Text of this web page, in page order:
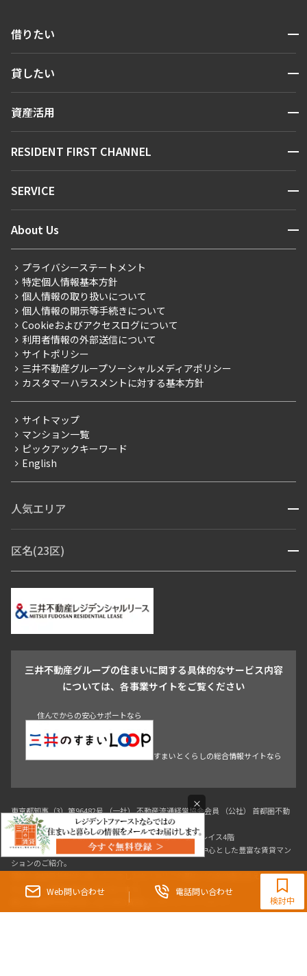
Web問い合わせ 電話問い合わせ
0120-321-983
9:30~18:00（水曜定休）
検討中
借りたい 開閉
人気エリアから探す
新着情報から探す
新着募集情報
こだわりから探す
こだわり一覧
プレミアムマンション
新築
当社限定（港区・渋谷区）
当社限定（港区・渋谷区以外）
三井不動産企画
賃料改定
フリーレント
ペット可
ブランドマンション
貸したい 開閉
お問い合わせ
資産活用 開閉
お問い合わせ
RESIDENT FIRST CHANNEL 開閉
マンションレポート
住まいのコラム
SERVICE 開閉
会員ページ
ご入居・提携サービス
お部屋探しからご契約まで
よくあるご質問
社宅紹介
【仲介会社様向け】当社仲介事業部取り扱い物件入居申込
About Us 開閉
会社情報
事業案内
採用情報
ニュースリリース
お問い合わせ
プライバシーステートメント
特定個人情報基本方針
個人情報の取り扱いについて
個人情報の開示等手続きについて
Cookieおよびアクセスログについて
利用者情報の外部送信について
サイトポリシー
三井不動産グループソーシャルメディアポリシー
カスタマーハラスメントに対する基本方針
サイトマップ
マンション一覧
ピックアックキーワード
English
人気エリア 開閉
青山・表参道・原宿
芝浦・汐留・品川
月島・勝どき・豊洲
新宿・代々木
目白・高田馬場・早稲田
池尻大橋・三軒茶屋
祐天寺・学芸大学・自由が丘
駒沢・用賀・二子玉川
成城・砧
池袋・板橋・王子
戸越・大井・蒲田
青山 渋谷 東京・大手町 新宿
神田・御茶ノ水・秋葉原
初台・幡ヶ谷・笹塚
区名(23区) 開閉
豊島区
杉並区 板橋区
葛飾区
江戸川区
三井不動産グループの住まいに関する具体的なサービス内容
については、各事業サイトをご覧ください
住んでからの安心サポートなら
東京都知事（3）第96482号 （一社） 不動産流通経営協会会員 （公社） 首都圏不動
産公正取引協議会加盟
〒107-0052 東京都港区赤坂八丁目4番14号 青山タワープレイス4階
三井の賃貸「いちばんに、住む人のこと。」 東京都心を中心とした豊富な賃貸マン
ションのご紹介。
理想の高級賃貸物件は見つかりましたか？エリアや駅などの条件面を変えて検索す
×